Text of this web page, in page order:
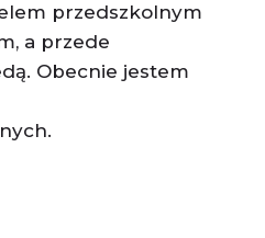
przedszkolnym
a przede
Obecnie jestem